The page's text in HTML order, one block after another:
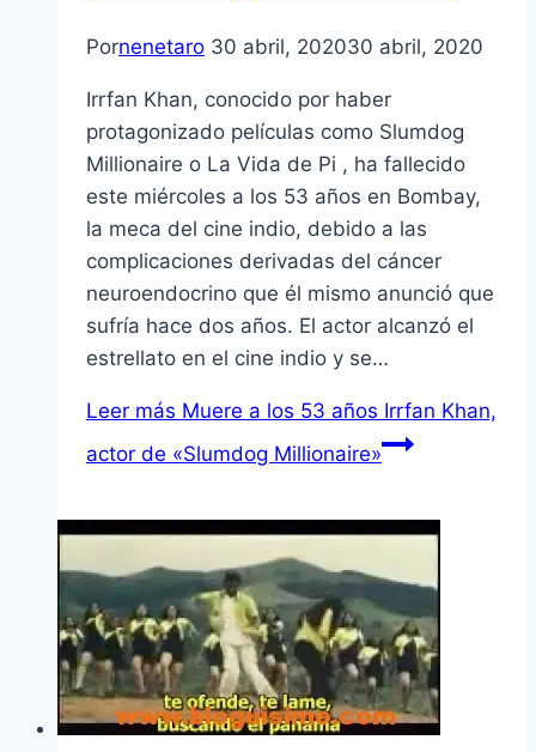
Pornenetaro 30 abril, 202030 abril, 2020
Irrfan Khan, conocido por haber
protagonizado películas como Slumdog
Millionaire o La Vida de Pi , ha fallecido
este miércoles a los 53 años en Bombay,
la meca del cine indio, debido a las
complicaciones derivadas del cáncer
neuroendocrino que él mismo anunció que
sufría hace dos años. El actor alcanzó el
estrellato en el cine indio y se…
Leer más Muere a los 53 años Irrfan Khan,
actor de «Slumdog Millionaire»